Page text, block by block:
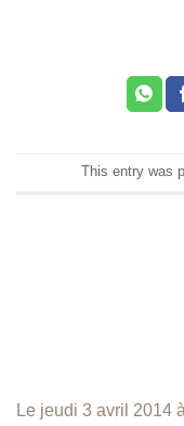
This entry was
Le jeudi 3 avril 2014 à